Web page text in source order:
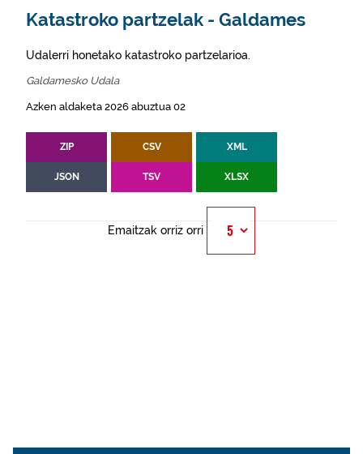
Katastroko partzelak - Galdames
Udalerri honetako katastroko partzelarioa.
Galdamesko Udala
Azken aldaketa 2026 abuztua 02
ZIP CSV XML
JSON TSV XLSX
Emaitzak orriz orri